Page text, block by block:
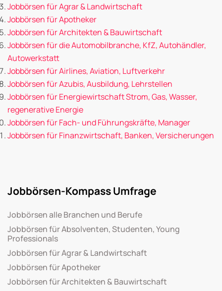
Jobbörsen für Agrar & Landwirtschaft
Jobbörsen für Apotheker
Jobbörsen für Architekten & Bauwirtschaft
Jobbörsen für die Automobilbranche, KfZ, Autohändler,
Autowerkstatt
Jobbörsen für Airlines, Aviation, Luftverkehr
Jobbörsen für Azubis, Ausbildung, Lehrstellen
Jobbörsen für Energiewirtschaft Strom, Gas, Wasser,
regenerative Energie
Jobbörsen für Fach- und Führungskräfte, Manager
Jobbörsen für Finanzwirtschaft, Banken, Versicherungen
Jobbörsen-Kompass Umfrage
Jobbörsen alle Branchen und Berufe
Jobbörsen für Absolventen, Studenten, Young
Professionals
Jobbörsen für Agrar & Landwirtschaft
Jobbörsen für Apotheker
Jobbörsen für Architekten & Bauwirtschaft